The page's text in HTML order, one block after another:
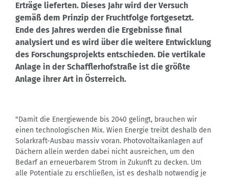
Erträge lieferten. Dieses Jahr wird der Versuch
gemäß dem Prinzip der Fruchtfolge fortgesetzt.
Ende des Jahres werden die Ergebnisse final
analysiert und es wird über die weitere Entwicklung
des Forschungsprojekts entschieden. Die vertikale
Anlage in der Schafflerhofstraße ist die größte
Anlage ihrer Art in Österreich.
"Damit die Energiewende bis 2040 gelingt, brauchen wir
einen technologischen Mix. Wien Energie treibt deshalb den
Solarkraft-Ausbau massiv voran. Photovoltaikanlagen auf
Dächern allein werden dabei nicht ausreichen, um den
Bedarf an erneuerbarem Strom in Zukunft zu decken. Um
alle Potentiale zu erschließen, ist es deshalb notwendig je